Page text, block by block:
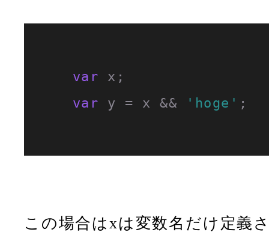
var x;
var y = x && 'hoge' ;
この場合はxは変数名だけ定義